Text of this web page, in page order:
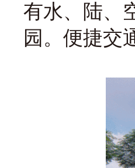
有水、陆、
园。便捷交